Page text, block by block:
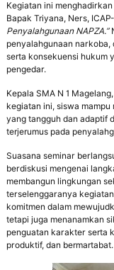
Kegiatan ini
Bapak Triyana, Ners,
Penyalahgunaan NAPZA.”
penyalahgunaan
serta konsekuensi hukum
pengedar.
Kepala SMA N 1 Magelang,
kegiatan ini, siswa
yang tangguh dan adaptif
terjerumus pada
Suasana seminar
berdiskusi mengenai
membangun lingkungan
terselenggaranya
komitmen dalam
tetapi juga menanamkan
penguatan karakter serta
produktif, dan